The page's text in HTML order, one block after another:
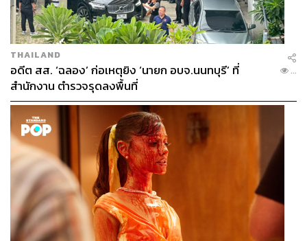
THAILAND
อดีต สส. ‘ฉลอง’ ก่อเหตุยิง ‘นายก อบจ.นนทบุรี’ ที่
สำนักงาน ตำรวจรุดลงพื้นที่
...